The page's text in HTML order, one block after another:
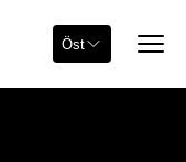
Öst